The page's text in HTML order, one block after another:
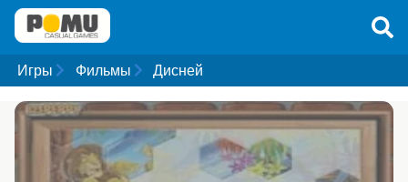
Игры Фильмы Дисней